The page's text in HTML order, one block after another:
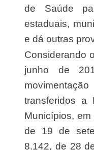
de Saúde
estaduais,
e dá outras
Considerando o Decreto nº 7.507, de 27 de
junho de
transferidos a
Municípios, em
de 19 de
8.142, de 28